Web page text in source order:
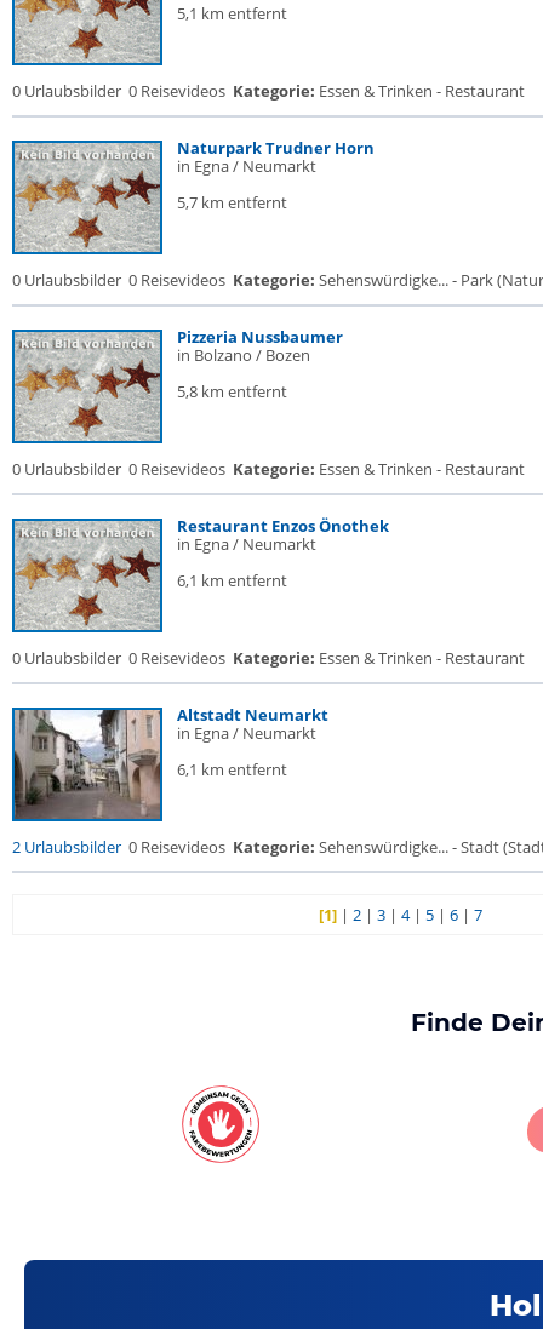
5,1 km entfernt
0 Urlaubsbilder 0 Reisevideos Kategorie: Essen & Trinken - Restaurant
Naturpark Trudner Horn
in Egna / Neumarkt
5,7 km entfernt
0 Urlaubsbilder 0 Reisevideos Kategorie: Sehenswürdigke... - Park
Pizzeria Nussbaumer
in Bolzano / Bozen
5,8 km entfernt
0 Urlaubsbilder 0 Reisevideos Kategorie: Essen & Trinken - Restaurant
Restaurant Enzos Önothek
in Egna / Neumarkt
6,1 km entfernt
0 Urlaubsbilder 0 Reisevideos Kategorie: Essen & Trinken - Restaurant
Altstadt Neumarkt
in Egna / Neumarkt
6,1 km entfernt
2 Urlaubsbilder 0 Reisevideos Kategorie: Sehenswürdigke... - Stadt
[1] |2 |3 |4| 5 |6 |7
Finde